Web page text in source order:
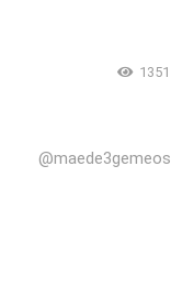
1351
@maede3gemeos